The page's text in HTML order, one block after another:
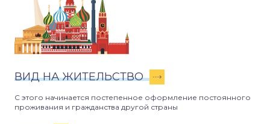
ВИД НА ЖИТЕЛЬСТВО
С этого начинается постепенное оформление постоянного
проживания и гражданства другой страны